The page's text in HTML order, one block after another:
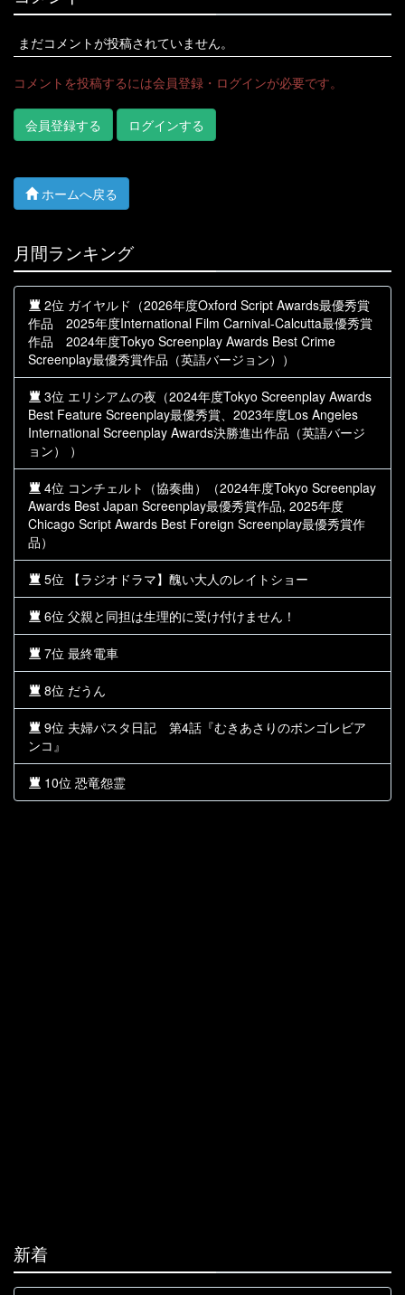
まだコメントが投稿されていません。
コメントを投稿するには会員登録・ログインが必要です。
会員登録する ログインする
ホームへ戻る
月間ランキング
2位 ガイヤルド（2026年度Oxford Script Awards最優秀賞
作品 2025年度International Film Carnival-Calcutta最優秀賞
作品 2024年度Tokyo Screenplay Awards Best Crime
Screenplay最優秀賞作品（英語バージョン））
3位 エリシアムの夜（2024年度Tokyo Screenplay Awards
Best Feature Screenplay最優秀賞、2023年度Los Angeles
International Screenplay Awards決勝進出作品（英語バージ
ョン） ）
4位 コンチェルト（協奏曲）（2024年度Tokyo Screenplay
Awards Best Japan Screenplay最優秀賞作品, 2025年度
Chicago Script Awards Best Foreign Screenplay最優秀賞作
品）
5位 【ラジオドラマ】醜い大人のレイトショー
6位 父親と同担は生理的に受け付けません！
7位 最終電車
8位 だうん
9位 夫婦パスタ日記 第4話『むきあさりのボンゴレビア
ンコ』
10位 恐竜怨霊
新着